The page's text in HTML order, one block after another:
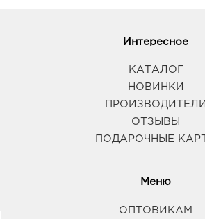
Интересное
КАТАЛОГ
НОВИНКИ
ПРОИЗВОДИТЕЛИ
ОТЗЫВЫ
ПОДАРОЧНЫЕ
Меню
ОПТОВИКАМ